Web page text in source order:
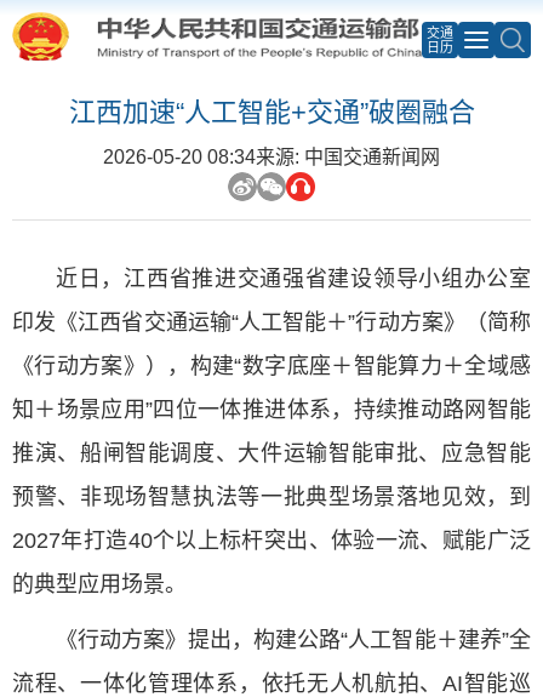
交通
日历
江西加速“人工智能+交通”破圈融合
2026-05-20 08:34来源: 中国交通新闻网
近日，江西省推进交通强省建设领导小组办公室
印发《江西省交通运输“人工智能＋”行动方案》（简称
《行动方案》），构建“数字底座＋智能算力＋全域感
知＋场景应用”四位一体推进体系，持续推动路网智能
推演、船闸智能调度、大件运输智能审批、应急智能
预警、非现场智慧执法等一批典型场景落地见效，到
2027年打造40个以上标杆突出、体验一流、赋能广泛
的典型应用场景。
《行动方案》提出，构建公路“人工智能＋建养”全
流程、一体化管理体系，依托无人机航拍、AI智能巡